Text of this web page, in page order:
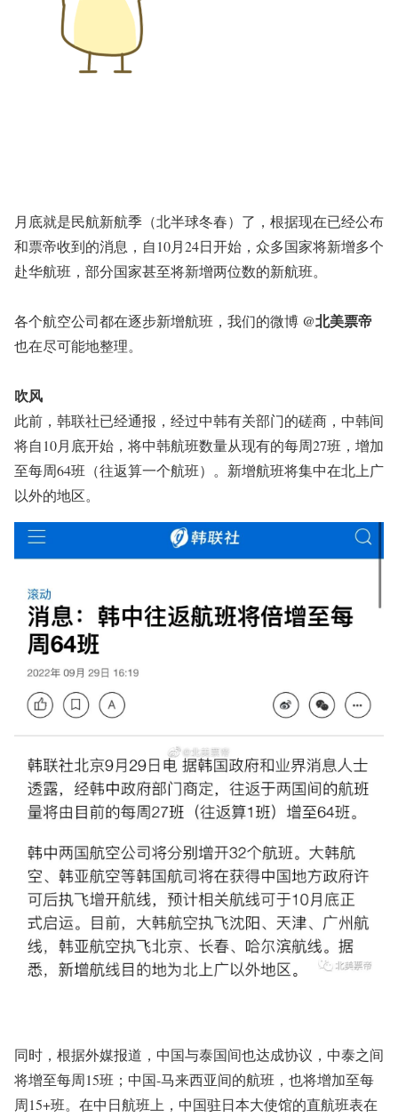
月底就是民航新航季（北半球冬春）了，根据现在已经公布
和票帝收到的消息，自10月24日开始，众多国家将新增多个
赴华航班，部分国家甚至将新增两位数的新航班。
各个航空公司都在逐步新增航班，我们的微博 @北美票帝
也在尽可能地整理。
吹风
此前，韩联社已经通报，经过中韩有关部门的磋商，中韩间
将自10月底开始，将中韩航班数量从现有的每周27班，增加
至每周64班（往返算一个航班）。新增航班将集中在北上广
以外的地区。
同时，根据外媒报道，中国与泰国间也达成协议，中泰之间
将增至每周15班；中国-马来西亚间的航班，也将增加至每
周15+班。 在中日航班上，中国驻日本大使馆的直航班表在